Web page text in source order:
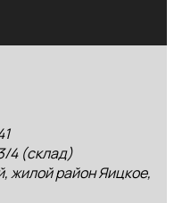
4 (склад)
жилой район Яицкое,